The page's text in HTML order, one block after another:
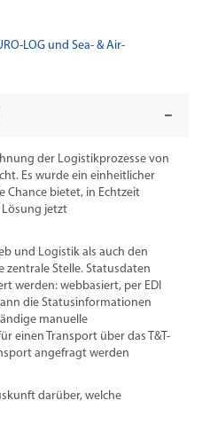
LOG und Sea- & Air-
der Logistikprozesse von
Es wurde ein einheitlicher
Chance bietet, in Echtzeit
jetzt
und Logistik als auch den
Stelle. Statusdaten
werden: webbasiert, per EDI
die Statusinformationen
manuelle
einen Transport über das T&T-
angefragt werden
darüber, welche